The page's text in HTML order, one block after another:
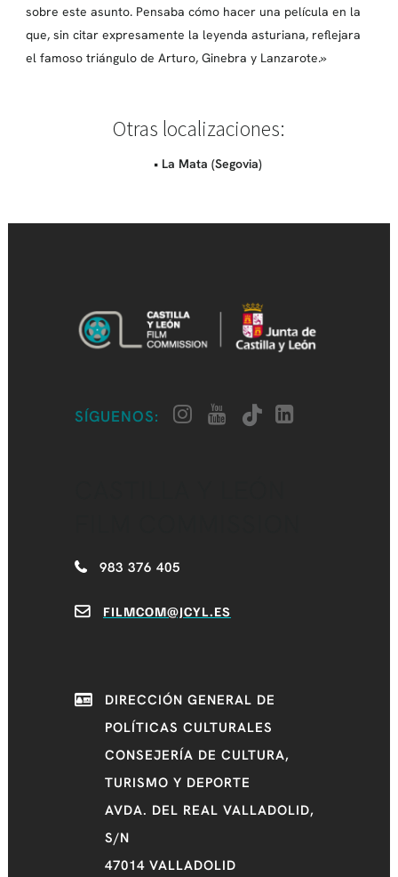
sobre este asunto. Pensaba cómo hacer una película en la
que, sin citar expresamente la leyenda asturiana, reflejara
el famoso triángulo de Arturo, Ginebra y Lanzarote.»
Otras localizaciones:
• La Mata (Segovia)
SÍGUENOS:
983 376 405
FILMCOM@JCYL.ES
DIRECCIÓN GENERAL DE
POLÍTICAS CULTURALES
CONSEJERÍA DE CULTURA,
TURISMO Y DEPORTE
AVDA. DEL REAL VALLADOLID,
S/N
47014 VALLADOLID